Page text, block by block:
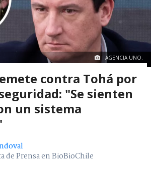
AGENCIA UNO.
contra Tohá por
"Se sienten
un sistema
de Prensa en BioBioChile